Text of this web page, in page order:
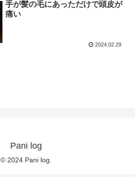
手が髪の毛にあっただけで頭皮が
痛い
2024.02.29
Pani log
© 2024 Pani log.